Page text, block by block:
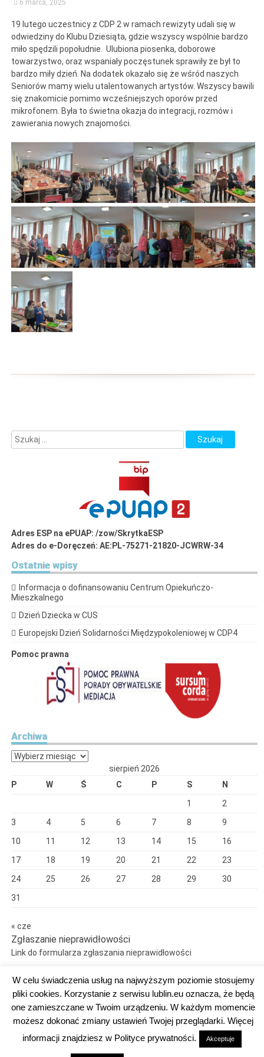
6 marca, 2025
19 lutego uczestnicy z CDP 2 w ramach rewizyty udali się w
odwiedziny do Klubu Dziesiąta, gdzie wszyscy wspólnie bardzo
miło spędzili popołudnie. Ulubiona piosenka, doborowe
towarzystwo, oraz wspaniały poczęstunek sprawiły że był to
bardzo miły dzień. Na dodatek okazało się że wśród naszych
Seniorów mamy wielu utalentowanych artystów. Wszyscy bawili
się znakomicie pomimo wcześniejszych oporów przed
mikrofonem. Była to świetna okazja do integracji, rozmów i
zawierania nowych znajomości.
Adres ESP na ePUAP: /zow/SkrytkaESP
Adres do e-Doręczeń: AE:PL-75271-21820-JCWRW-34
Ostatnie wpisy
Informacja o dofinansowaniu Centrum Opiekuńczo-
Mieszkalnego
Dzień Dziecka w CUS
Europejski Dzień Solidarności Międzypokoleniowej w CDP4
Pomoc prawna
Archiwa
Archiwa
sierpień 2026
P
W Ś C P S
N
1
2
3
4 5 6 7 8
9
10
11 12 13 14 15
16
17
18 19 20 21 22
23
24
25 26 27 28 29
30
31
« cze
Zgłaszanie nieprawidłowości
Link do formularza zgłaszania nieprawidłowości
Dumnie wspierane przez WordPress
W celu świadczenia usług na najwyższym poziomie stosujemy
pliki cookies. Korzystanie z serwisu lublin.eu oznacza, że będą
one zamieszczane w Twoim urządzeniu. W każdym momencie
możesz dokonać zmiany ustawień Twojej przeglądarki. Więcej
informacji znajdziesz w Polityce prywatności.
Akceptuje